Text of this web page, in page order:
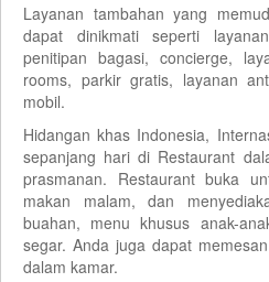
Layanan tambahan yang
dapat dinikmati seperti
penitipan bagasi, concierge,
rooms, parkir gratis, layanan
mobil.
Hidangan khas Indonesia,
sepanjang hari di Restaurant
prasmanan. Restaurant buka
makan malam, dan
buahan, menu khusus anak-
segar. Anda juga dapat
dalam kamar.